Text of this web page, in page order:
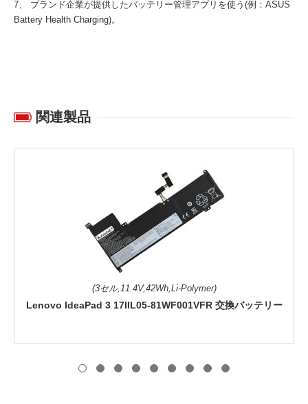
7、 ブランド企業が提供したバッテリー管理アプリを使う(例：ASUS
Battery Health Charging)。
関連製品
(3セル,11.4V,42Wh,Li-Polymer)
Lenovo IdeaPad 3 17IIL05-81WF001VFR 交換バッテリー